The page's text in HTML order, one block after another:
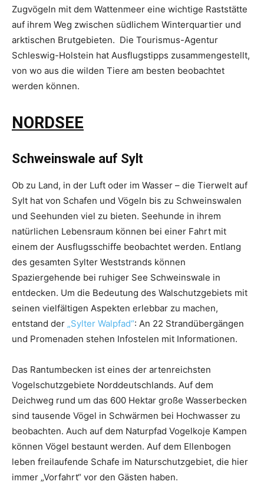
Zugvögeln mit dem Wattenmeer eine wichtige Raststätte
auf ihrem Weg zwischen südlichem Winterquartier und
arktischen Brutgebieten. Die Tourismus-Agentur
Schleswig-Holstein hat Ausflugstipps zusammengestellt,
von wo aus die wilden Tiere am besten beobachtet
werden können.
NORDSEE
Schweinswale auf Sylt
Ob zu Land, in der Luft oder im Wasser – die Tierwelt auf
Sylt hat von Schafen und Vögeln bis zu Schweinswalen
und Seehunden viel zu bieten. Seehunde in ihrem
natürlichen Lebensraum können bei einer Fahrt mit
einem der Ausflugsschiffe beobachtet werden. Entlang
des gesamten Sylter Weststrands können
Spaziergehende bei ruhiger See Schweinswale in
entdecken. Um die Bedeutung des Walschutzgebiets mit
seinen vielfältigen Aspekten erlebbar zu machen,
entstand der „Sylter Walpfad“: An 22 Strandübergängen
und Promenaden stehen Infostelen mit Informationen.
Das Rantumbecken ist eines der artenreichsten
Vogelschutzgebiete Norddeutschlands. Auf dem
Deichweg rund um das 600 Hektar große Wasserbecken
sind tausende Vögel in Schwärmen bei Hochwasser zu
beobachten. Auch auf dem Naturpfad Vogelkoje Kampen
können Vögel bestaunt werden. Auf dem Ellenbogen
leben freilaufende Schafe im Naturschutzgebiet, die hier
immer „Vorfahrt“ vor den Gästen haben.